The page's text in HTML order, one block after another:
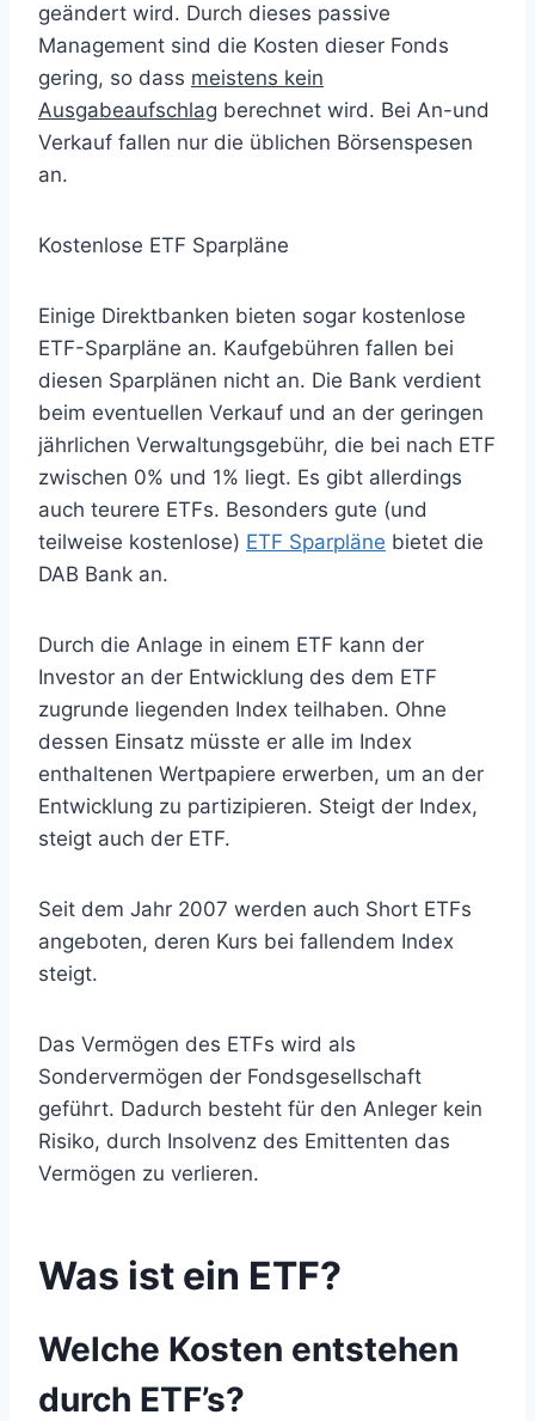
geändert wird. Durch dieses passive
Management sind die Kosten dieser Fonds
gering, so dass meistens kein
Ausgabeaufschlag berechnet wird. Bei An-und
Verkauf fallen nur die üblichen Börsenspesen
an.
Kostenlose ETF Sparpläne
Einige Direktbanken bieten sogar kostenlose
ETF-Sparpläne an. Kaufgebühren fallen bei
diesen Sparplänen nicht an. Die Bank verdient
beim eventuellen Verkauf und an der geringen
jährlichen Verwaltungsgebühr, die bei nach ETF
zwischen 0% und 1% liegt. Es gibt allerdings
auch teurere ETFs. Besonders gute (und
teilweise kostenlose) ETF Sparpläne bietet die
DAB Bank an.
Durch die Anlage in einem ETF kann der
Investor an der Entwicklung des dem ETF
zugrunde liegenden Index teilhaben. Ohne
dessen Einsatz müsste er alle im Index
enthaltenen Wertpapiere erwerben, um an der
Entwicklung zu partizipieren. Steigt der Index,
steigt auch der ETF.
Seit dem Jahr 2007 werden auch Short ETFs
angeboten, deren Kurs bei fallendem Index
steigt.
Das Vermögen des ETFs wird als
Sondervermögen der Fondsgesellschaft
geführt. Dadurch besteht für den Anleger kein
Risiko, durch Insolvenz des Emittenten das
Vermögen zu verlieren.
Was ist ein ETF?
Welche Kosten entstehen
durch ETF’s?